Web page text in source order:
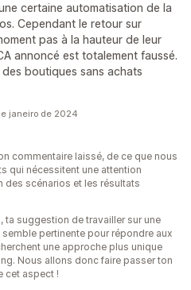
certaine automatisation de la
Cependant le retour sur
pas à la hauteur de leur
annoncé est totalement faussé.
boutiques sans achats
janeiro de 2024
commentaire laissé, de ce que nous
qui nécessitent une attention
des scénarios et les résultats
ta suggestion de travailler sur une
pertinente pour répondre aux
une approche plus unique
Nous allons donc faire passer ton
cet aspect !